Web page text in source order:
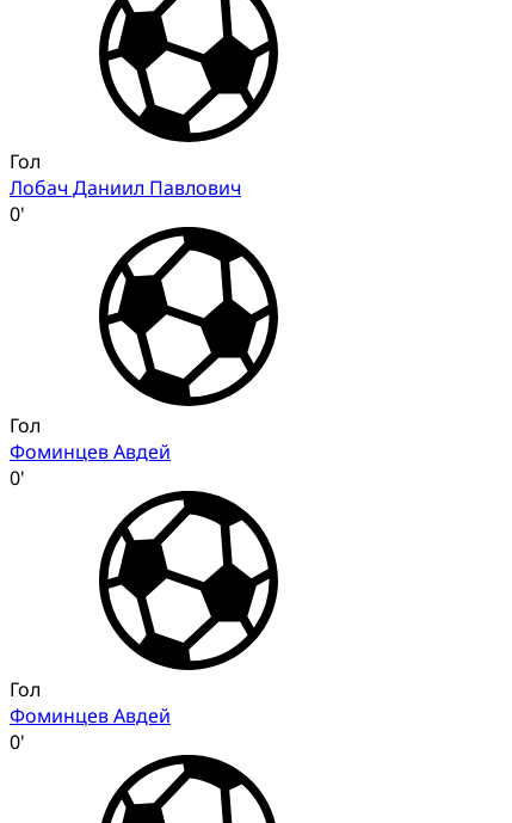
Гол
Лобач Даниил Павлович
0'
Гол
Фоминцев Авдей
0'
Гол
Фоминцев Авдей
0'